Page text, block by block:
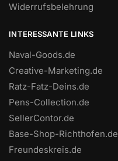
Widerrufsbelehrung
INTERESSANTE LINKS
Naval-Goods.de
Creative-Marketing.de
Ratz-Fatz-Deins.de
Pens-Collection.de
SellerContor.de
Base-Shop-Richthofen.de
Freundeskreis.de